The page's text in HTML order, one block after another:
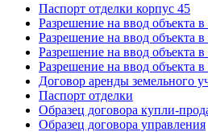
Паспорт отделки корпус 45
Разрешение на ввод объекта
Разрешение на ввод объекта
Разрешение на ввод объекта
Разрешение на ввод объекта
Договор аренды земельного
Паспорт отделки
Образец договора купли-
Образец договора управления